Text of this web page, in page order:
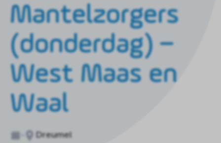
Mantelzorgers
(donderdag) –
West Maas en
Waal
Dreumel